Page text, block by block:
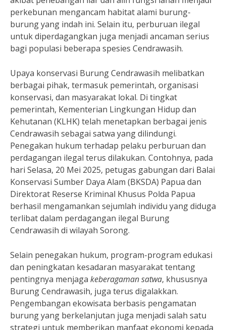
perkebunan mengancam habitat alami burung-
burung yang indah ini. Selain itu, perburuan ilegal
untuk diperdagangkan juga menjadi ancaman serius
bagi populasi beberapa spesies Cendrawasih.
Upaya konservasi Burung Cendrawasih melibatkan
berbagai pihak, termasuk pemerintah, organisasi
konservasi, dan masyarakat lokal. Di tingkat
pemerintah, Kementerian Lingkungan Hidup dan
Kehutanan (KLHK) telah menetapkan berbagai jenis
Cendrawasih sebagai satwa yang dilindungi.
Penegakan hukum terhadap pelaku perburuan dan
perdagangan ilegal terus dilakukan. Contohnya, pada
hari Selasa, 20 Mei 2025, petugas gabungan dari Balai
Konservasi Sumber Daya Alam (BKSDA) Papua dan
Direktorat Reserse Kriminal Khusus Polda Papua
berhasil mengamankan sejumlah individu yang diduga
terlibat dalam perdagangan ilegal Burung
Cendrawasih di wilayah Sorong.
Selain penegakan hukum, program-program edukasi
dan peningkatan kesadaran masyarakat tentang
pentingnya menjaga keberagaman satwa, khususnya
Burung Cendrawasih, juga terus digalakkan.
Pengembangan ekowisata berbasis pengamatan
burung yang berkelanjutan juga menjadi salah satu
strategi untuk memberikan manfaat ekonomi kepada